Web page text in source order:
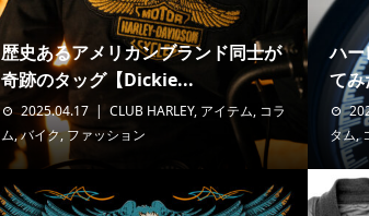
歴史あるアメリカンブランド同士が
奇跡のタッグ【Dickie...
2025.04.17 CLUB HARLEY, アイテム, コラ
ム,バイク,ファッション
ハ
てみ
タム,